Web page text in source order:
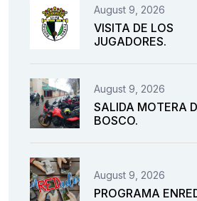
August 9, 2026
VISITA DE LOS
JUGADORES.
August 9, 2026
SALIDA MOTERA
BOSCO.
August 9, 2026
PROGRAMA